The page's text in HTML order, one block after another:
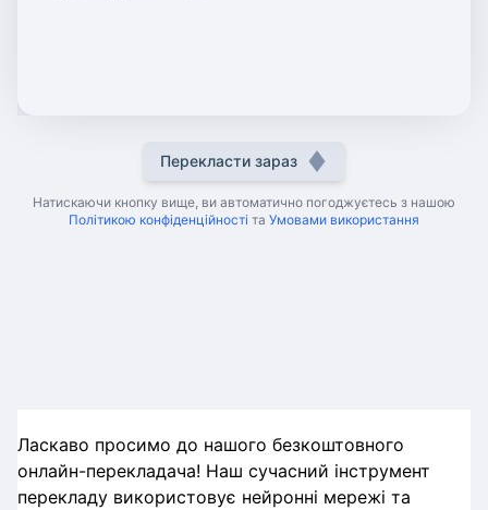
Перекласти зараз
Натискаючи кнопку вище, ви автоматично погоджуєтесь з нашою
Політикою конфіденційності та Умовами використання
Ласкаво просимо до нашого безкоштовного
онлайн-перекладача! Наш сучасний інструмент
перекладу використовує нейронні мережі та